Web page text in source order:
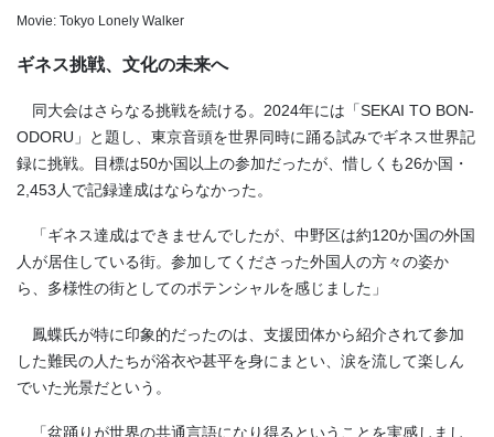
Movie: Tokyo Lonely Walker
ギネス挑戦、文化の未来へ
同大会はさらなる挑戦を続ける。2024年には「SEKAI TO BON-
ODORU」と題し、東京音頭を世界同時に踊る試みでギネス世界記
録に挑戦。目標は50か国以上の参加だったが、惜しくも26か国・
2,453人で記録達成はならなかった。
「ギネス達成はできませんでしたが、中野区は約120か国の外国
人が居住している街。参加してくださった外国人の方々の姿か
ら、多様性の街としてのポテンシャルを感じました」
鳳蝶氏が特に印象的だったのは、支援団体から紹介されて参加
した難民の人たちが浴衣や甚平を身にまとい、涙を流して楽しん
でいた光景だという。
「盆踊りが世界の共通言語になり得るということを実感しまし